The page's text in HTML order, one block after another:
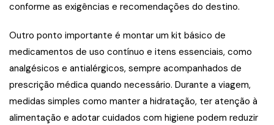
conforme as exigências e recomendações do destino.
Outro ponto importante é montar um kit básico de
medicamentos de uso contínuo e itens essenciais, como
analgésicos e antialérgicos, sempre acompanhados de
prescrição médica quando necessário. Durante a viagem,
medidas simples como manter a hidratação, ter atenção à
alimentação e adotar cuidados com higiene podem reduzir